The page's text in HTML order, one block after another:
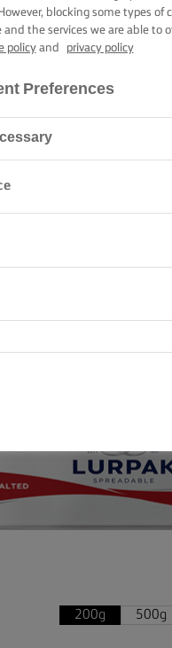
LURPAK®
200g 500g
blocking some types of
the services we are able to
policyand privacy policy
Preferences